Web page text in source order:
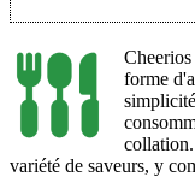
Cheerios
forme
variété de saveurs, y